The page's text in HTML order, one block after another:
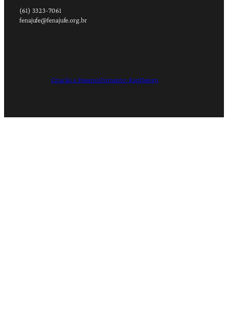
(61) 3323-7061
fenajufe@fenajufe.org.br
Criação e Desenvolvimento: RapDesign